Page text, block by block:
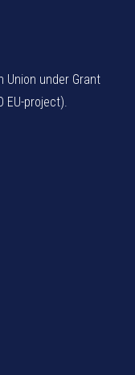
Union under Grant
EU-project).